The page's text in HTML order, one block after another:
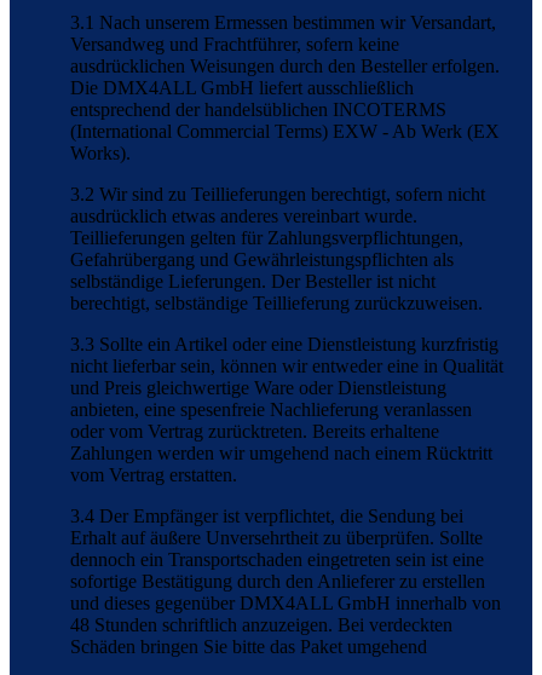
3.1 Nach unserem Ermessen bestimmen wir Versandart,
Versandweg und Frachtführer, sofern keine
ausdrücklichen Weisungen durch den Besteller erfolgen.
Die DMX4ALL GmbH liefert ausschließlich
entsprechend der handelsüblichen INCOTERMS
(International Commercial Terms) EXW - Ab Werk (EX
Works).
3.2 Wir sind zu Teillieferungen berechtigt, sofern nicht
ausdrücklich etwas anderes vereinbart wurde.
Teillieferungen gelten für Zahlungsverpflichtungen,
Gefahrübergang und Gewährleistungspflichten als
selbständige Lieferungen. Der Besteller ist nicht
berechtigt, selbständige Teillieferung zurückzuweisen.
3.3 Sollte ein Artikel oder eine Dienstleistung kurzfristig
nicht lieferbar sein, können wir entweder eine in Qualität
und Preis gleichwertige Ware oder Dienstleistung
anbieten, eine spesenfreie Nachlieferung veranlassen
oder vom Vertrag zurücktreten. Bereits erhaltene
Zahlungen werden wir umgehend nach einem Rücktritt
vom Vertrag erstatten.
3.4 Der Empfänger ist verpflichtet, die Sendung bei
Erhalt auf äußere Unversehrtheit zu überprüfen. Sollte
dennoch ein Transportschaden eingetreten sein ist eine
sofortige Bestätigung durch den Anlieferer zu erstellen
und dieses gegenüber DMX4ALL GmbH innerhalb von
48 Stunden schriftlich anzuzeigen. Bei verdeckten
Schäden bringen Sie bitte das Paket umgehend